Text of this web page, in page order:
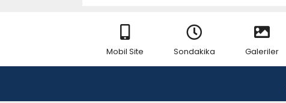
Mobil Site Sondakika Galeriler